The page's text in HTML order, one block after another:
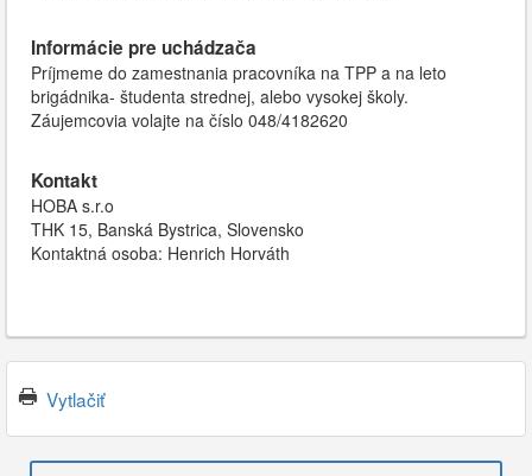
Informácie pre uchádzača
Príjmeme do zamestnania pracovníka na TPP a na leto
brigádnika- študenta strednej, alebo vysokej školy.
Záujemcovia volajte na číslo 048/4182620
Kontakt
HOBA s.r.o
THK 15, Banská Bystrica, Slovensko
Kontaktná osoba: Henrich Horváth
Vytlačiť